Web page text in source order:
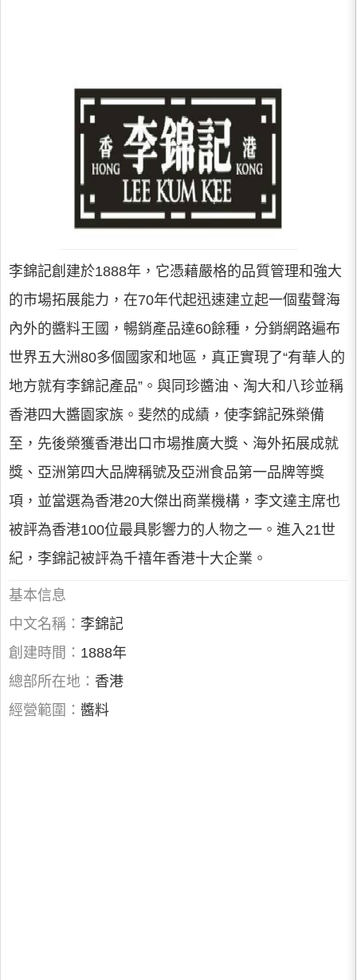
李錦記創建於1888年，它憑藉嚴格的品質管理和強大
的市場拓展能力，在70年代起迅速建立起一個蜚聲海
內外的醬料王國，暢銷產品達60餘種，分銷網路遍布
世界五大洲80多個國家和地區，真正實現了“有華人的
地方就有李錦記產品”。與同珍醬油、淘大和八珍並稱
香港四大醬園家族。斐然的成績，使李錦記殊榮備
至，先後榮獲香港出口市場推廣大獎、海外拓展成就
獎、亞洲第四大品牌稱號及亞洲食品第一品牌等獎
項，並當選為香港20大傑出商業機構，李文達主席也
被評為香港100位最具影響力的人物之一。進入21世
紀，李錦記被評為千禧年香港十大企業。
基本信息
中文名稱： 李錦記
創建時間： 1888年
總部所在地： 香港
經營範圍： 醬料